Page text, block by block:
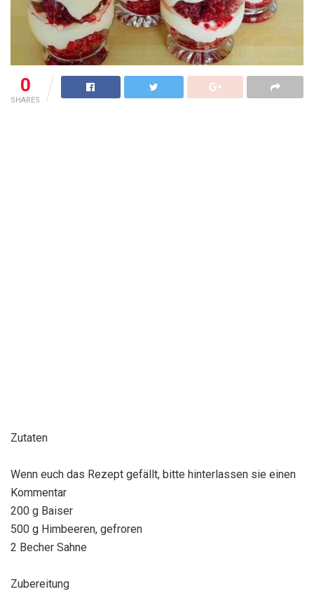
0
SHARES
Zutaten
Wenn euch das Rezept gefällt, bitte hinterlassen sie einen
Kommentar
200 g Baiser
500 g Himbeeren, gefroren
2 Becher Sahne
Zubereitung